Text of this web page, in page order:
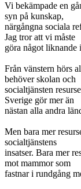
Vi bekämpade en
syn på kunskap,
närgångna sociala
Jag tror att vi måste
göra något liknande
Från vänstern hörs
behöver skolan och
socialtjänsten
Sverige gör mer än
nästan alla andra
Men bara mer
socialtjänstens
insatser. Bara mer
mot mammor som
fastnar i rundgång